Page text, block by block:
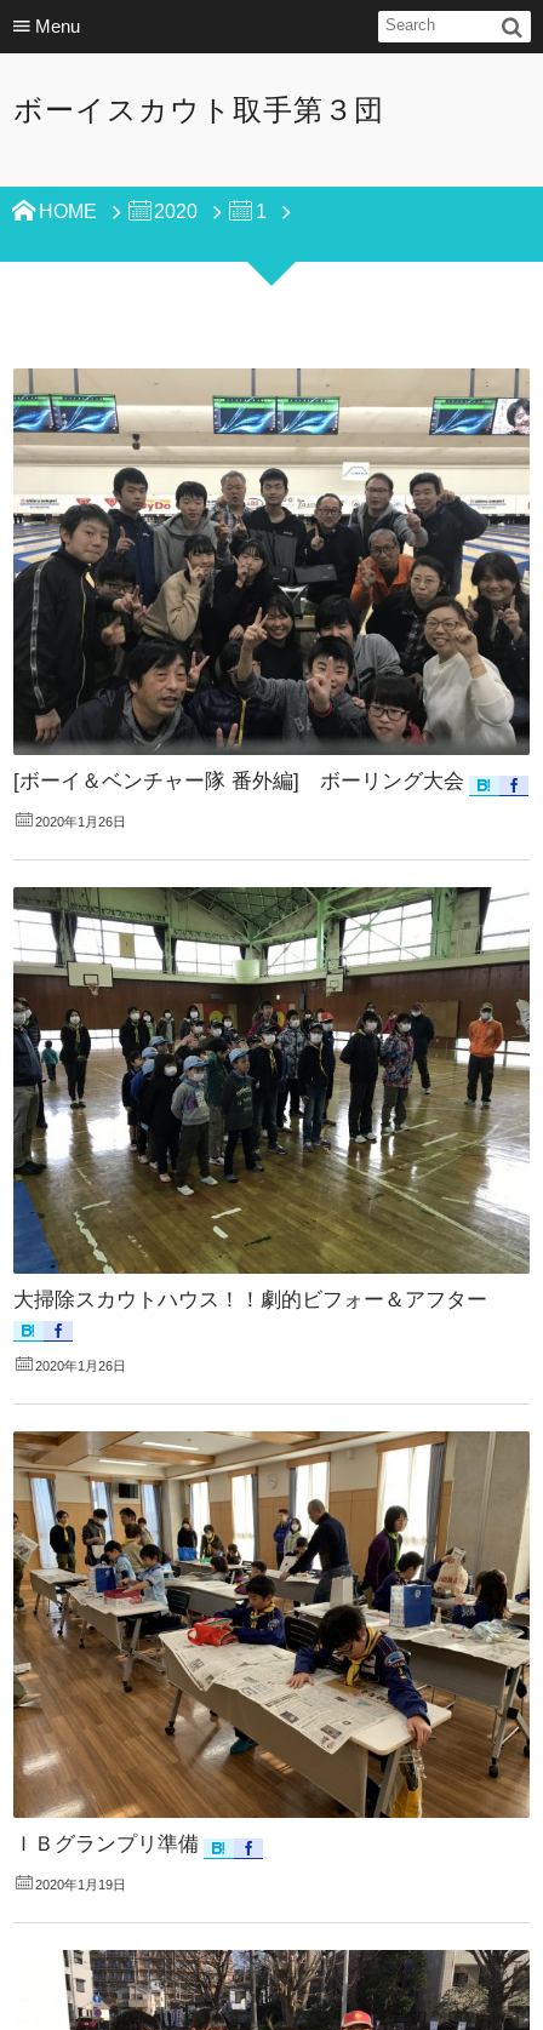
Menu
ボーイスカウト取手第３団
HOME 2020 1
[ボーイ＆ベンチャー隊 番外編] ボーリング大会
2020年1月26日
大掃除スカウトハウス！！劇的ビフォー＆アフター
2020年1月26日
ＩＢグランプリ準備
2020年1月19日